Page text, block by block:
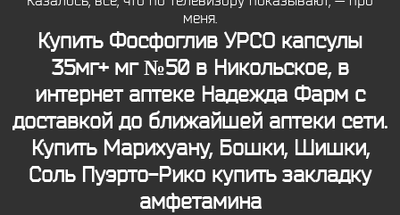
меня.
Купить Фосфоглив УРСО капсулы
35мг+ мг №50 в Никольское, в
интернет аптеке Надежда Фарм с
доставкой до ближайшей аптеки сети.
Купить Марихуану, Бошки, Шишки,
Соль Пуэрто-Рико купить закладку
амфетамина